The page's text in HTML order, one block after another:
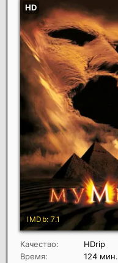
Качество:
HDrip
Время:
124 мин.